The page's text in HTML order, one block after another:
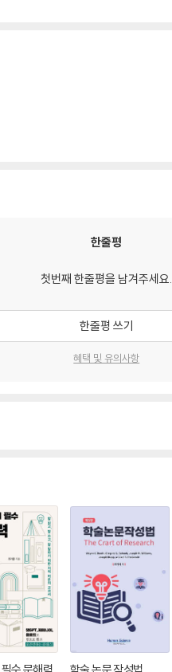
한줄평
첫번째 한줄평을 남겨주세요.
한줄평 쓰기
혜택 및 유의사항